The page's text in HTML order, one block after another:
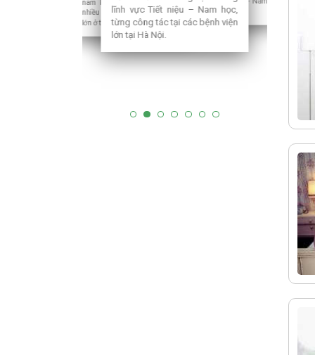
nam khoa. Từng công tác tại
nhiều bệnh viện chuyên khoa
lớn ở thủ đô Hà Nội...
lĩnh vực Tiết niệu – Nam học,
từng công tác tại các bệnh viện
lớn tại Hà Nội.
học giỏi khu vực phía Bắc
Nội...